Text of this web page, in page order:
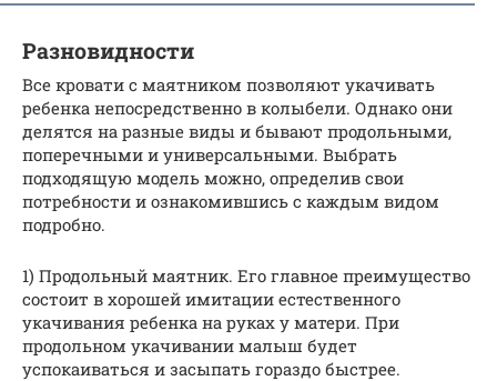
Разновидности
Все кровати с маятником позволяют укачивать
ребенка непосредственно в колыбели. Однако они
делятся на разные виды и бывают продольными,
поперечными и универсальными. Выбрать
подходящую модель можно, определив свои
потребности и ознакомившись с каждым видом
подробно.
1) Продольный маятник. Его главное преимущество
состоит в хорошей имитации естественного
укачивания ребенка на руках у матери. При
продольном укачивании малыш будет
успокаиваться и засыпать гораздо быстрее.